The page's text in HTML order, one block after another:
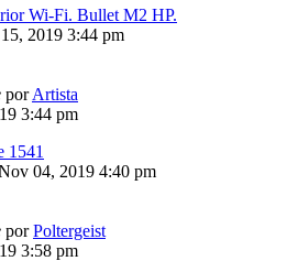
Wi-Fi. Bullet M2 HP.
2019 3:44 pm
porArtista
3:44 pm
1541
04, 2019 4:40 pm
porPoltergeist
3:58 pm